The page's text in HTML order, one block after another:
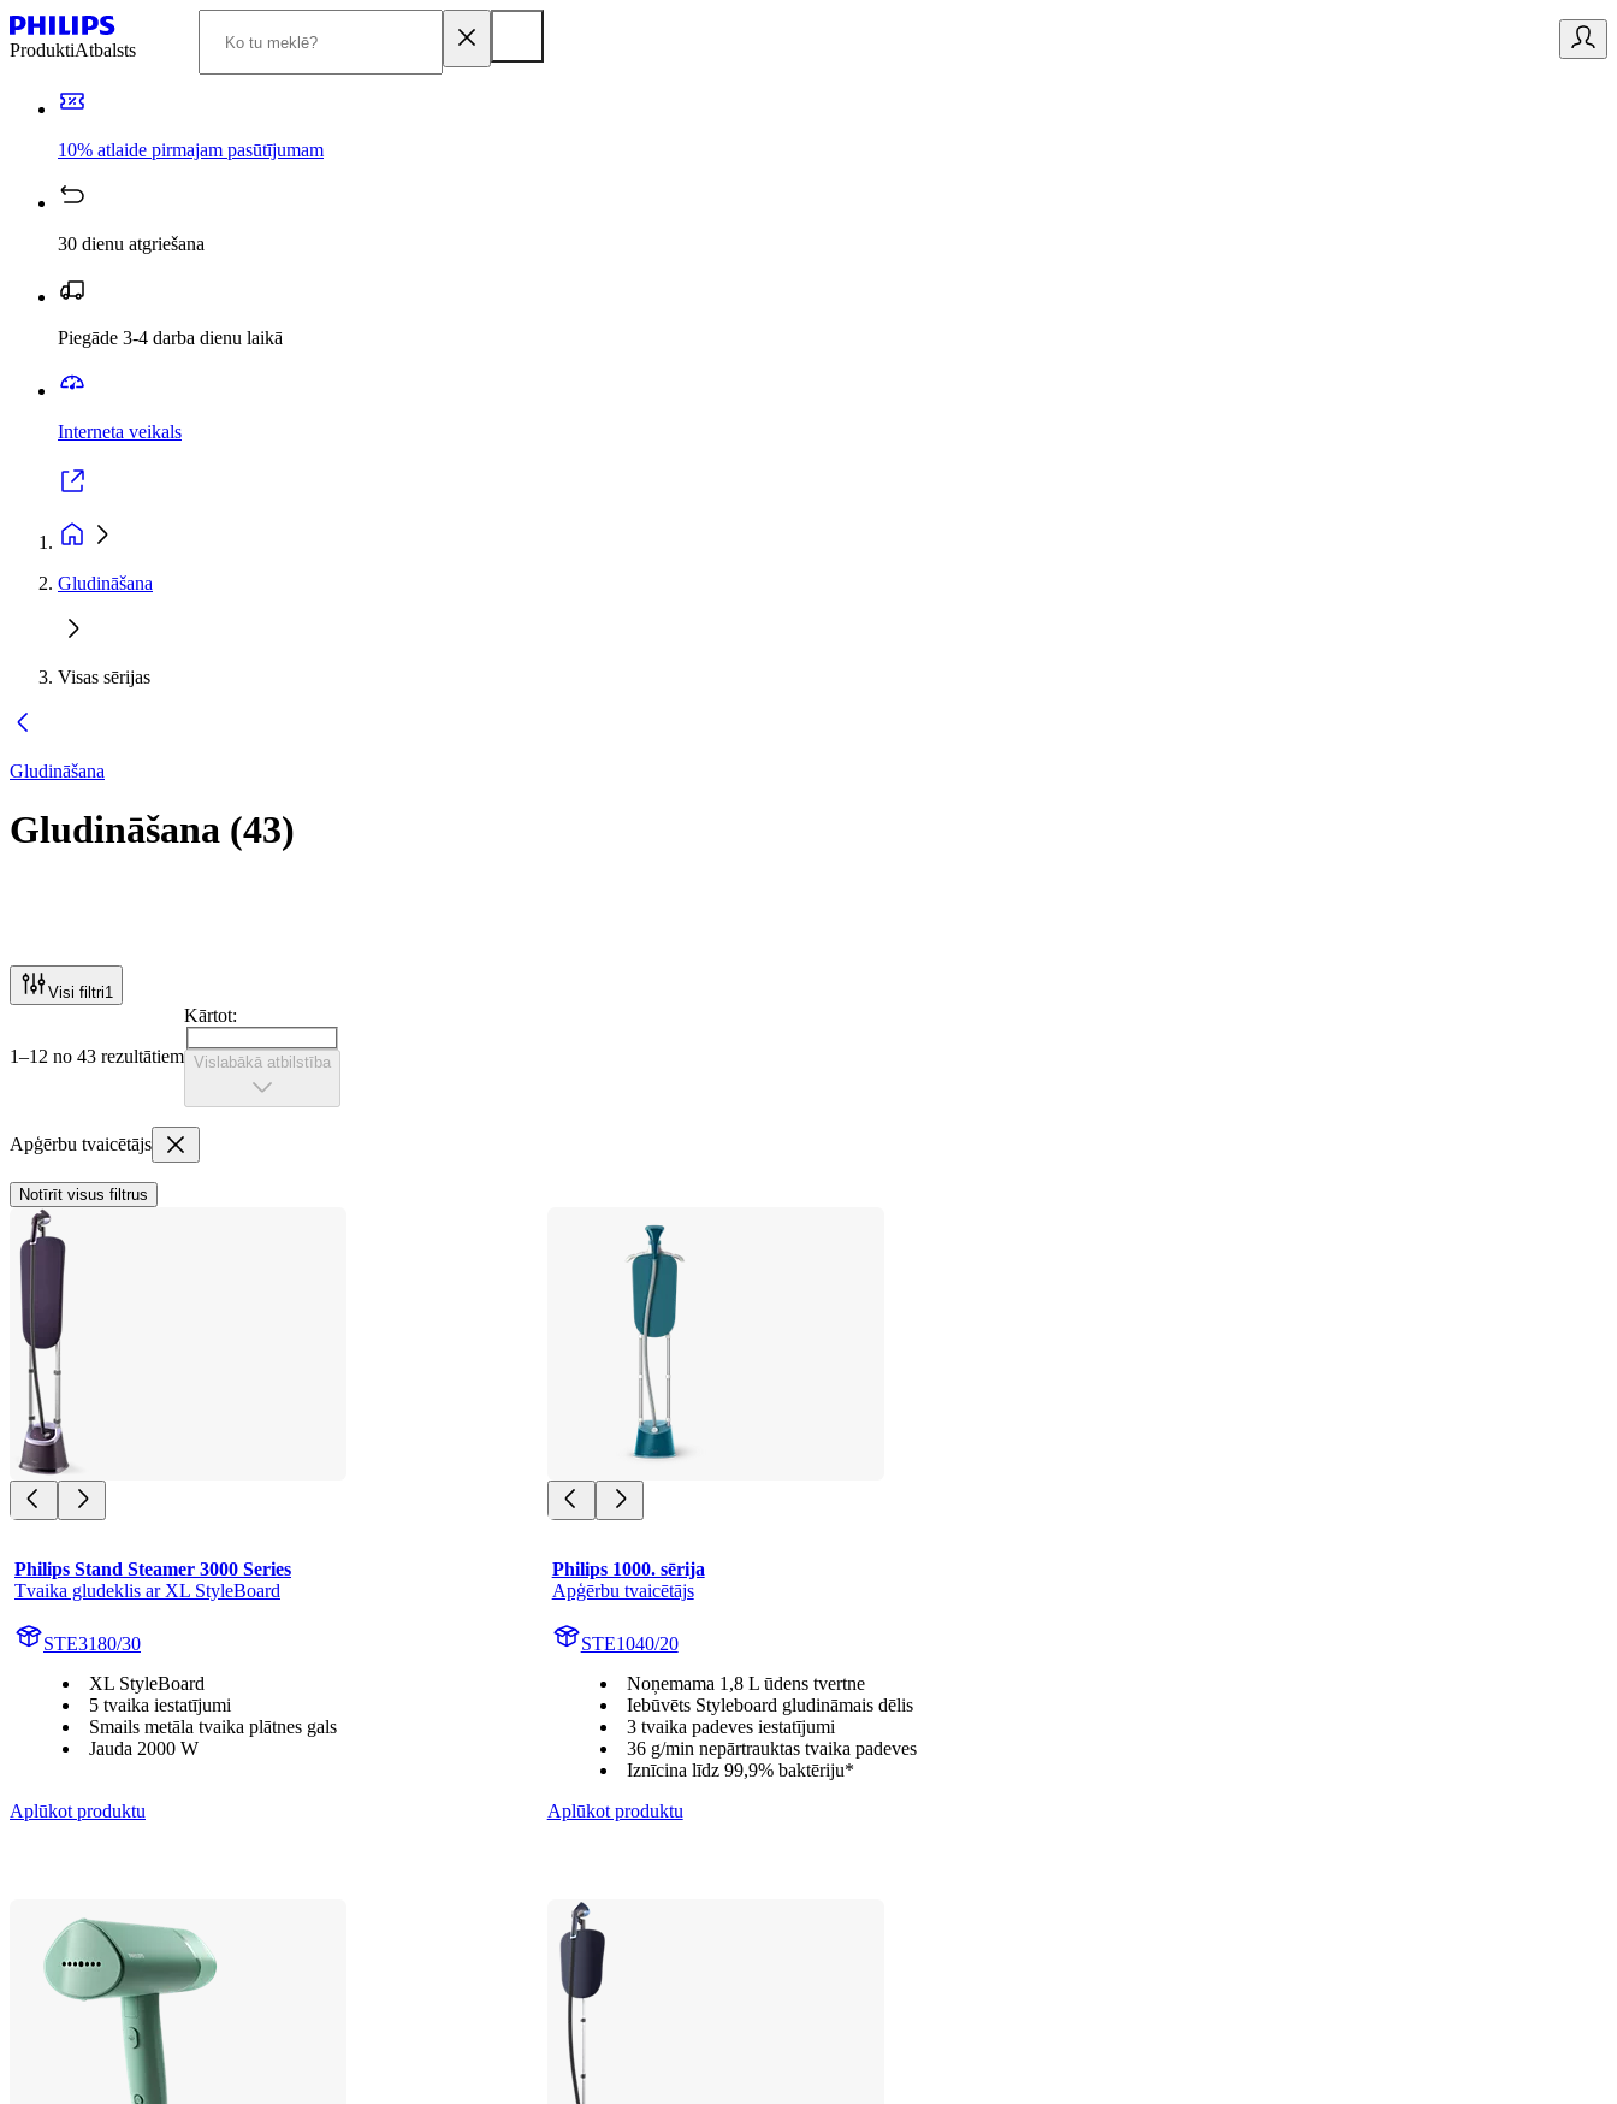
ProduktiAtbalsts
10% atlaide pirmajam pasūtījumam
30 dienu atgriešana
Piegāde 3-4 darba dienu laikā
Interneta veikals
Gludināšana
Visas sērijas
Gludināšana
Gludināšana (43)
Visi filtri1
1–12 no 43 rezultātiem
Kārtot:
Vislabākā atbilstība
Apģērbu tvaicētājs
Notīrīt visus filtrus
Philips Stand Steamer 3000 Series
Tvaika gludeklis ar XL StyleBoard
STE3180/30
XL StyleBoard
5 tvaika iestatījumi
Smails metāla tvaika plātnes gals
Jauda 2000 W
Aplūkot produktu
Philips 1000. sērija
Apģērbu tvaicētājs
STE1040/20
Noņemama 1,8 L ūdens tvertne
Iebūvēts Styleboard gludināmais dēlis
3 tvaika padeves iestatījumi
36 g/min nepārtrauktas tvaika padeves
Iznīcina līdz 99,9% baktēriju*
Aplūkot produktu